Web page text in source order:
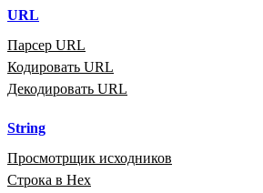
URL
Парсер URL
Кодировать URL
Декодировать URL
String
Просмотрщик исходников
Строка в Hex